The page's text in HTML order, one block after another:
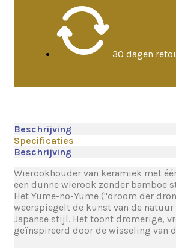
30 dagen
Beschrijving
Specificaties
Beschrijving
Wierookhouder van keramiek met
een dunne wierook zonder bamboe
Het Yume-no-Yume ("droom der
weerspiegelt de kunst van de natuur
Japanse stijl. Het toont dromerige,
geïnspireerd door de wisseling van